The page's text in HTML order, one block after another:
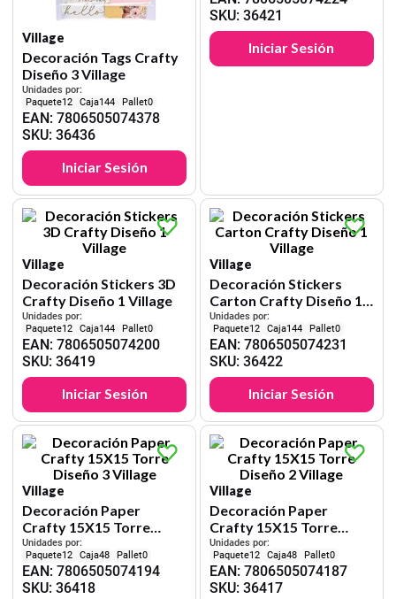
Village
Decoración Tags Crafty
Diseño 3 Village
Unidades por:
12
144 0
EAN:7806505074378
SKU:36436
Iniciar Sesión
SKU: 36421
Iniciar Sesión
Village
Decoración Stickers 3D
Crafty Diseño 1 Village
Unidades por:
12
144 0
EAN:7806505074200
SKU:36419
Iniciar Sesión
Village
Decoración Stickers
Carton Crafty Diseño 1
Village
Unidades por:
12
144 0
EAN: 7806505074231
SKU: 36422
Iniciar Sesión
Village
Decoración Paper
Crafty 15X15 Torre
Diseño 3 Village
Unidades por:
12
48 0
EAN:7806505074194
SKU:36418
Village
Decoración Paper
Crafty 15X15 Torre
Diseño 2 Village
Unidades por:
12
48 0
EAN: 7806505074187
SKU: 36417